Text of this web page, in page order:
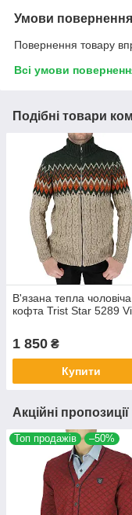
Умови повернення
Повернення товару
Всі умови
Подібні товари
В'язана тепла чоловіча
кофта Trist Star 5289
1 850 ₴
Купити
Акційні
Топ продажів –50%